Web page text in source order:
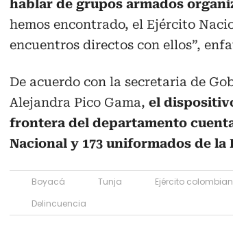
hablar de grupos armados
hemos encontrado, el Ejército
encuentros directos con ellos”,
De acuerdo con la secretaria de
Alejandra Pico Gama, el
frontera del departamento
Nacional y 173 uniformados de la
Boyacá Tunja Ejército
Delincuencia